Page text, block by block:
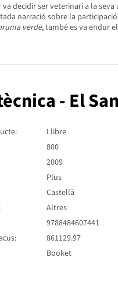
va decidir ser veterinari a la
narració sobre la
verde, també es va endur
- El
Llibre
800
2009
Plus
Castellà
Altres
9788484607441
861129.97
Booket